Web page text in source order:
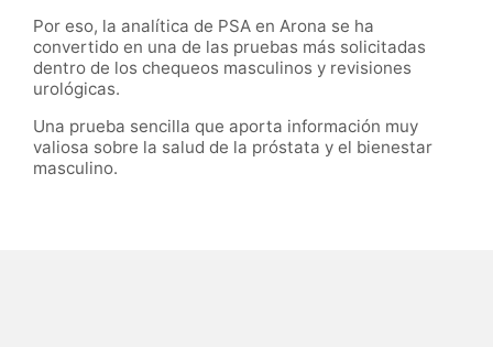
Por eso, la analítica de PSA en Arona se ha
convertido en una de las pruebas más solicitadas
dentro de los chequeos masculinos y revisiones
urológicas.
Una prueba sencilla que aporta información muy
valiosa sobre la salud de la próstata y el bienestar
masculino.